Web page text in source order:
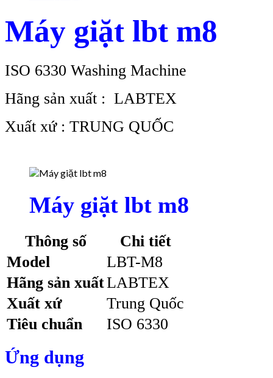
Máy giặt lbt m8
ISO 6330 Washing Machine
Hãng sản xuất : LABTEX
Xuất xứ : TRUNG QUỐC
Máy giặt lbt m8
Thông số
Chi tiết
Model
LBT-M8
Hãng sản xuấtLABTEX
Xuất xứ
Trung Quốc
Tiêu chuẩn
ISO 6330
Ứng dụng